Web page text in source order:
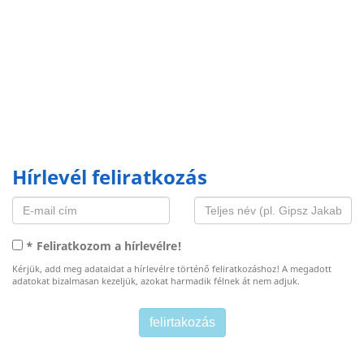
Hírlevél feliratkozás
* Feliratkozom a hírlevélre!
Kérjük, add meg adataidat a hírlevélre történő feliratkozáshoz! A megadott
adatokat bizalmasan kezeljük, azokat harmadik félnek át nem adjuk.